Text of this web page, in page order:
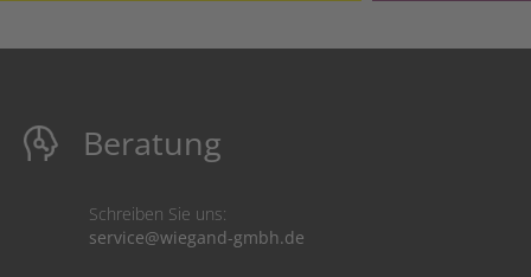
Beratung
Schreiben Sie uns:
service@wiegand-gmbh.de